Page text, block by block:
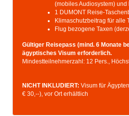
(mobiles Audiosystem) und
1 DUMONT Reise-
Klimaschutzbeitrag für alle
Flug bezogene Taxen
Gültiger Reisepass (mind. 6 Monate
ägyptisches Visum erforderlich.
Mindestteilnehmerzahl: 12 Pers.,
NICHT INKLUDIERT: Visum für
€ 30,--), vor Ort erhältlich